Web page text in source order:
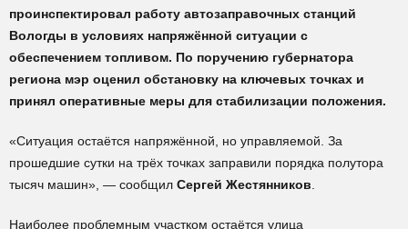
проинспектировал работу автозаправочных станций
Вологды в условиях напряжённой ситуации с
обеспечением топливом. По поручению губернатора
региона мэр оценил обстановку на ключевых точках и
принял оперативные меры для стабилизации положения.
«Ситуация остаётся напряжённой, но управляемой. За
прошедшие сутки на трёх точках заправили порядка полутора
тысяч машин», — сообщил Сергей Жестянников
Наиболее проблемным участком остаётся улица